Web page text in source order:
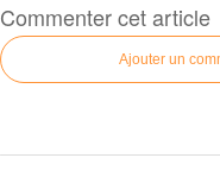
Commenter cet article
Ajouter un